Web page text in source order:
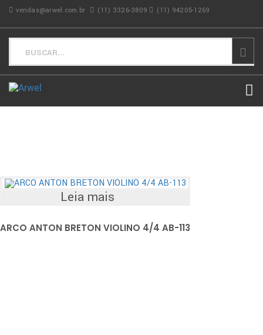
vendas@arwel.com.br (11) 3326-3809 (11) 94205-1269
Leia mais
ARCO ANTON BRETON VIOLINO 4/4 AB-113